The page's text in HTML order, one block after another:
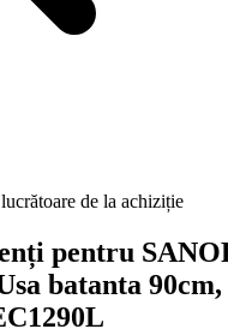
de la achiziție
pentru
batanta